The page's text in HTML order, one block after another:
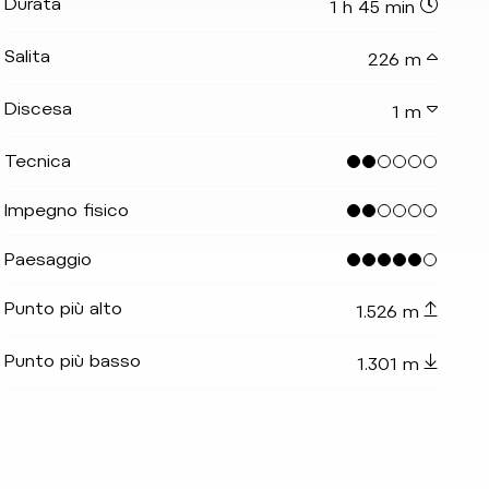
1 h 45 min
Salita 226 m
Discesa 1 m
Tecnica
Impegno fisico
Paesaggio
Punto più alto 1.526 m
Punto più basso 1.301 m